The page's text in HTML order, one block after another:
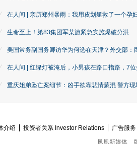
在人间 | 亲历郑州暴雨：我用皮划艇救了一个孕
生命至上！第83集团军某旅紧急实施爆破分洪
美国常务副国务卿访华为何选在天津？外交部：
在人间 | 红绿灯被淹后，小男孩在路口指路，7
重庆姐弟坠亡案细节：凶手欲靠悲情蒙混 警方现
介绍 投资者关系 Investor Relations 广告服务
凤凰新媒体